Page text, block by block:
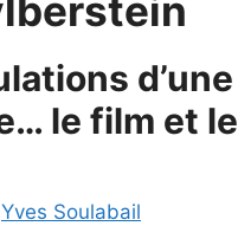
d’une
le film et le
Yves Soulabail